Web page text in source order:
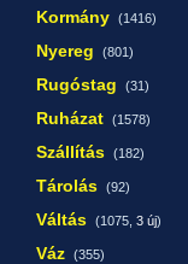
Kormány (1416)
Nyereg (801)
Rugóstag (31)
Ruházat (1578)
Szállítás (182)
Tárolás (92)
Váltás (1075, 3 új)
Váz (355)